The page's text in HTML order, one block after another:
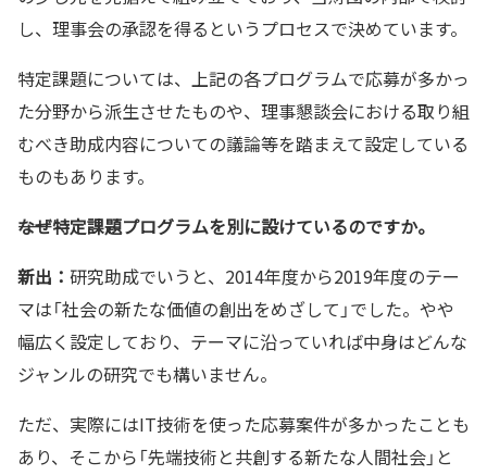
し、理事会の承認を得るというプロセスで決めています。
特定課題については、上記の各プログラムで応募が多かっ
た分野から派生させたものや、理事懇談会における取り組
むべき助成内容についての議論等を踏まえて設定している
ものもあります。
――なぜ特定課題プログラムを別に設けているのですか。
新出： 研究助成でいうと、2014年度から2019年度のテー
マは「社会の新たな価値の創出をめざして」でした。やや
幅広く設定しており、テーマに沿っていれば中身はどんな
ジャンルの研究でも構いません。
ただ、実際にはIT技術を使った応募案件が多かったことも
あり、そこから「先端技術と共創する新たな人間社会」と